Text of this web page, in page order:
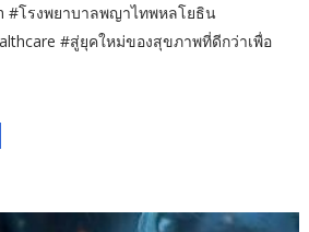
#โรงพยาบาลพญาไทพหลโยธิน
#สู่ยุคใหม่ของสุขภาพที่ดีกว่าเพื่อ